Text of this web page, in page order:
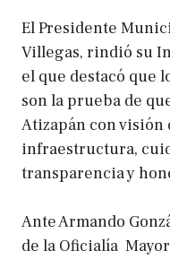
El Presidente
Villegas, rindió su
el que destacó que
son la prueba de
Atizapán con visión
infraestructura,
transparencia y
Ante Armando
de la Oficialía